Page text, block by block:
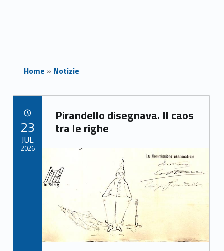
Home » Notizie
Link identifier archive #link-archive-99537
Pirandello disegnava. Il caos
tra le righe
23
JUL
2026